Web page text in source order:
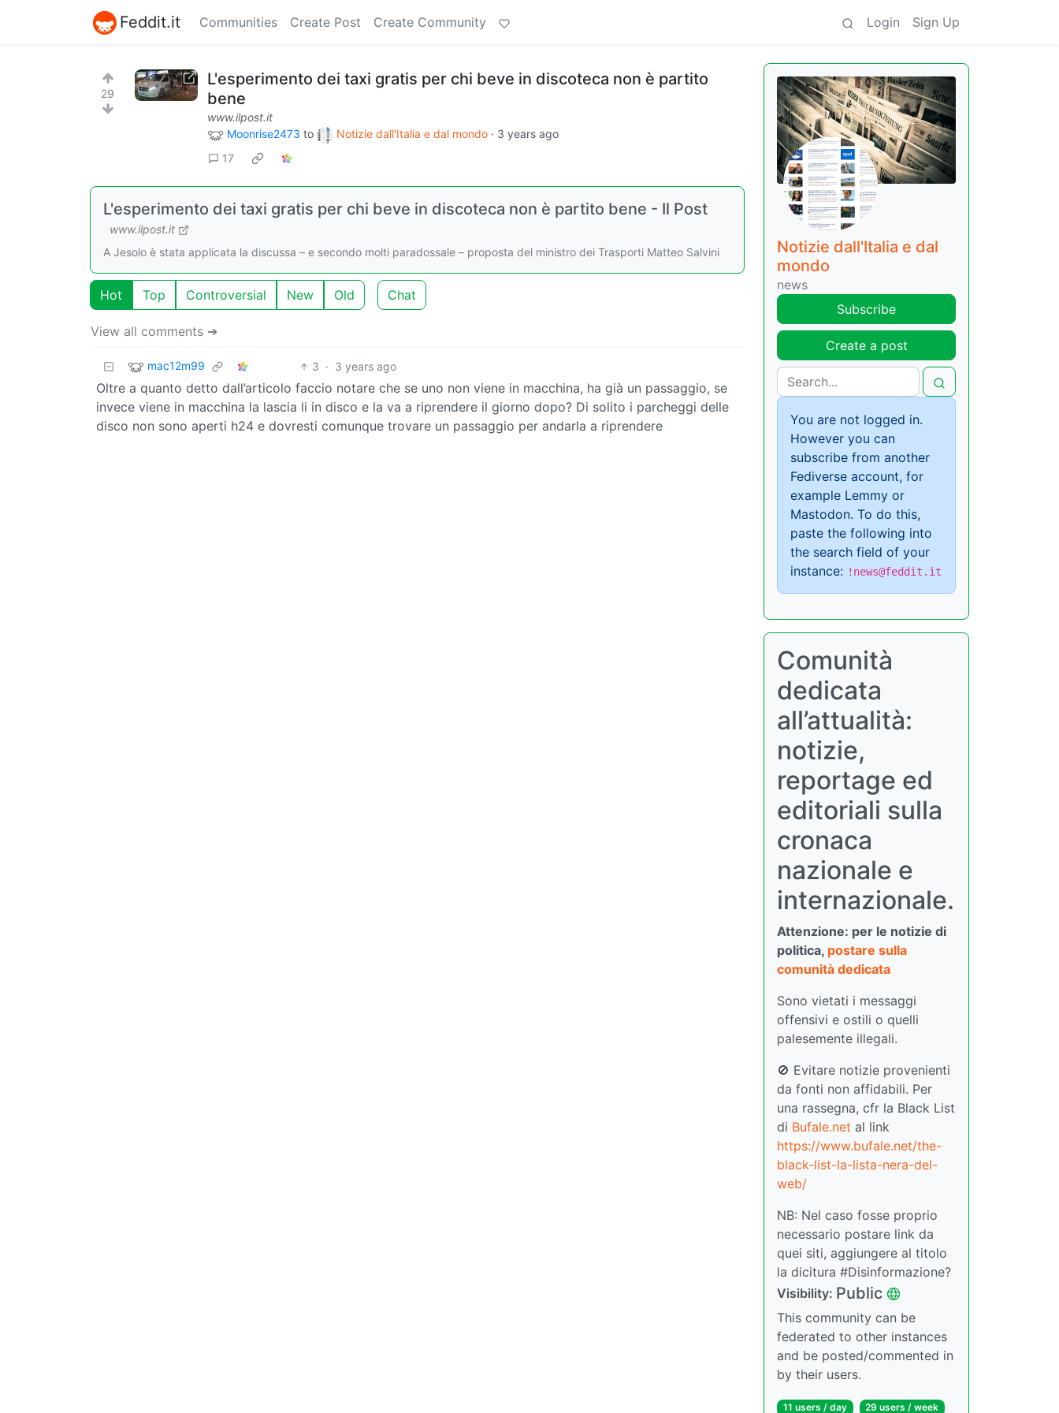
Feddit.it Communities Create Post Create Community Login Sign Up
29
L'esperimento dei taxi gratis per chi beve in discoteca non è partito
bene
www.ilpost.it
Moonrise2473 to Notizie dall'Italia e dal mondo · 3 years ago
17
L'esperimento dei taxi gratis per chi beve in discoteca non è partito bene - Il Post
www.ilpost.it
A Jesolo è stata applicata la discussa – e secondo molti paradossale – proposta del ministro dei Trasporti Matteo Salvini
Hot Top Controversial New Old Chat
View all comments ➔
mac12m99 3 · 3 years ago
Oltre a quanto detto dall’articolo faccio notare che se uno non viene in macchina, ha già un passaggio, se
invece viene in macchina la lascia li in disco e la va a riprendere il giorno dopo? Di solito i parcheggi delle
disco non sono aperti h24 e dovresti comunque trovare un passaggio per andarla a riprendere
Notizie dall'Italia e dal
mondo
news
Subscribe
Create a post
You are not logged in.
However you can
subscribe from another
Fediverse account, for
example Lemmy or
Mastodon. To do this,
paste the following into
the search field of your
instance: !news@feddit.it
Comunità
dedicata
all’attualità:
notizie,
reportage ed
editoriali sulla
cronaca
nazionale e
internazionale.
Attenzione: per le notizie di
politica, postare sulla
comunità dedicata
Sono vietati i messaggi
offensivi e ostili o quelli
palesemente illegali.
🚫 Evitare notizie provenienti
da fonti non affidabili. Per
una rassegna, cfr la Black List
di Bufale.net al link
https://www.bufale.net/the-
black-list-la-lista-nera-del-
web/
NB: Nel caso fosse proprio
necessario postare link da
quei siti, aggiungere al titolo
la dicitura #Disinformazione?
Visibility: Public
This community can be
federated to other instances
and be posted/commented in
by their users.
11 users / day 29 users / week